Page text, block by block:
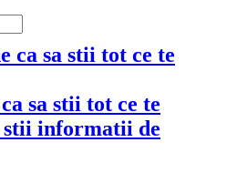
sa stii tot ce te
stii informatii de